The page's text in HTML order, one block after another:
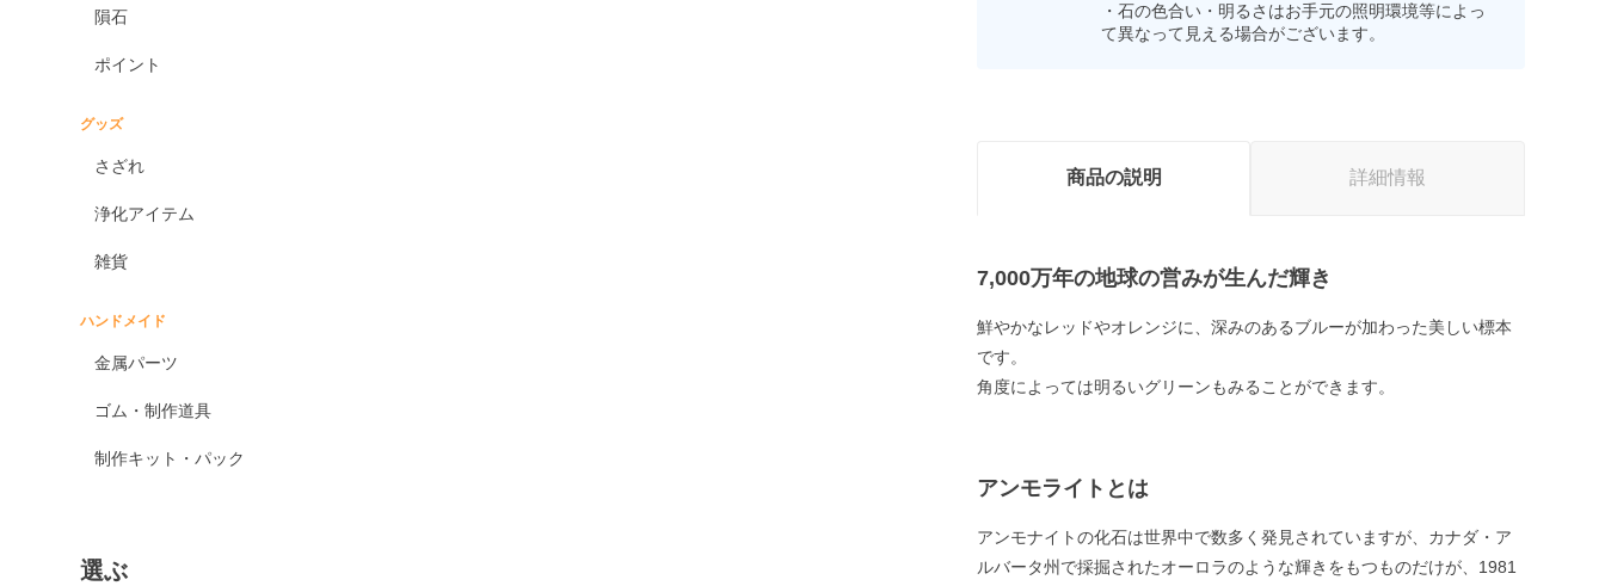
隕石
ポイント
グッズ
さざれ
浄化アイテム
雑貨
ハンドメイド
金属パーツ
ゴム・制作道具
制作キット・パック
選ぶ
・石の色合い・明るさはお手元の照明環境等によっ
て異なって見える場合がございます。
商品の説明 詳細情報
7,000万年の地球の営みが生んだ輝き
鮮やかなレッドやオレンジに、深みのあるブルーが加わった美しい標本
です。
角度によっては明るいグリーンもみることができます。
アンモライトとは
アンモナイトの化石は世界中で数多く発見されていますが、カナダ・ア
ルバータ州で採掘されたオーロラのような輝きをもつものだけが、1981